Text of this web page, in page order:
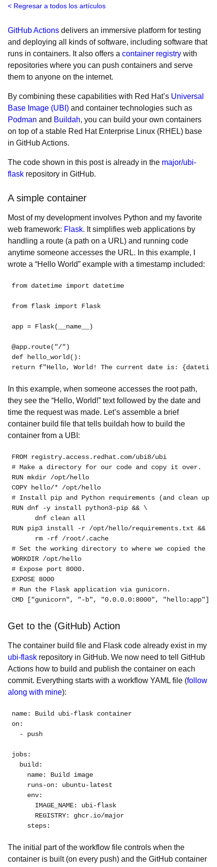
Regresar a todos los artículos
GitHub Actions delivers an immersive platform for testing
and deploying all kinds of software, including software that
runs in containers. It also offers a container registry with
repositories where you can push containers and serve
them to anyone on the internet.
By combining these capabilities with Red Hat’s Universal
Base Image (UBI) and container technologies such as
Podman and Buildah, you can build your own containers
on top of a stable Red Hat Enterprise Linux (RHEL) base
in GitHub Actions.
The code shown in this post is already in the major/ubi-
flask repository in GitHub.
A simple container
Most of my development involves Python and my favorite
web framework: Flask. It simplifies web applications by
handling a route (a path on a URL) and running code
anytime someone accesses the URL. In this example, I
wrote a “Hello World” example with a timestamp included:
from datetime import datetime
from flask import Flask
app = Flask(__name__)
@app.route("/")
def hello_world():
In this example, when someone accesses the root path,
they see the “Hello, World!” text followed by the date and
time the request was made. Let’s assemble a brief
container build file that tells buildah how to build the
container from a UBI:
FROM registry.access.redhat.com/ubi8/ubi
# Make a directory for our code and copy it over.
RUN mkdir /opt/hello
COPY hello/* /opt/hello
# Install pip and Python requirements (and clean up).
RUN dnf -y install python3-pip && \
      dnf clean all
RUN pip3 install -r /opt/hello/requirements.txt && \
      rm -rf /root/.cache
# Set the working directory to where we copied the
WORKDIR /opt/hello
# Expose port 8000.
EXPOSE 8000
# Run the Flask application via gunicorn.
Get to the (GitHub) Action
The container build file and Flask code already exist in my
ubi-flask repository in GitHub. We now need to tell GitHub
Actions how to build and publish the container on each
commit. Everything starts with a workflow YAML file (follow
along with mine):
name: Build ubi-flask container
on:
- push
jobs:
build:
name: Build image
runs-on: ubuntu-latest
env:
IMAGE_NAME: ubi-flask
REGISTRY: ghcr.io/major
steps:
The initial part of the workflow file controls when the
container is built (on every push) and the GitHub container